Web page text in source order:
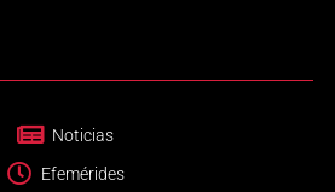
Noticias
Efemérides